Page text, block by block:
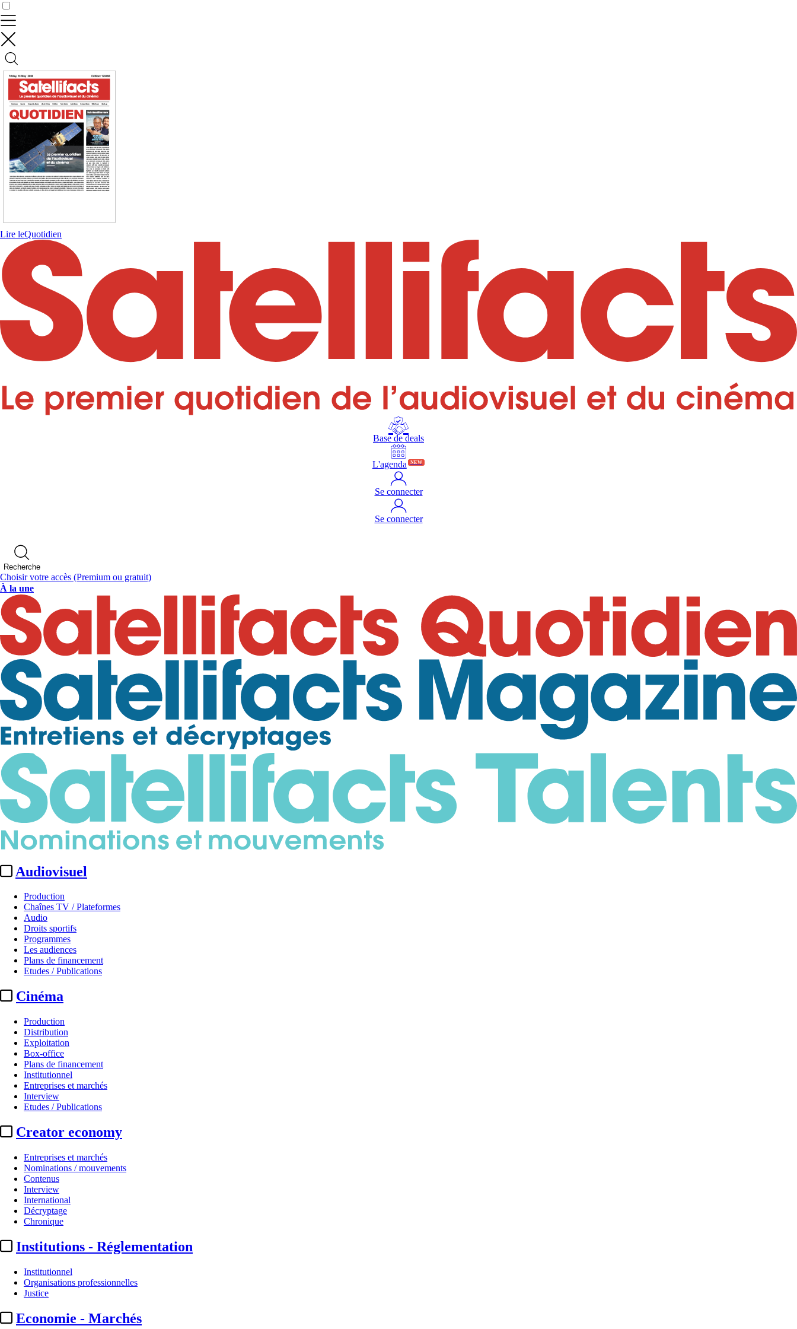
Lire leQuotidien
Base de deals
L'agenda NEW
Se connecter
Se connecter
Recherche
Choisir votre accès (Premium ou gratuit)
À la une
Audiovisuel
Production
Chaînes TV / Plateformes
Audio
Droits sportifs
Programmes
Les audiences
Plans de financement
Etudes / Publications
Cinéma
Production
Distribution
Exploitation
Box-office
Plans de financement
Institutionnel
Entreprises et marchés
Interview
Etudes / Publications
Creator economy
Entreprises et marchés
Nominations / mouvements
Contenus
Interview
International
Décryptage
Chronique
Institutions - Réglementation
Institutionnel
Organisations professionnelles
Justice
Economie - Marchés
Production
Auvergne-Rhône-Alpes Cinéma :
Par
Julie Souvestre
Contrôler vos données